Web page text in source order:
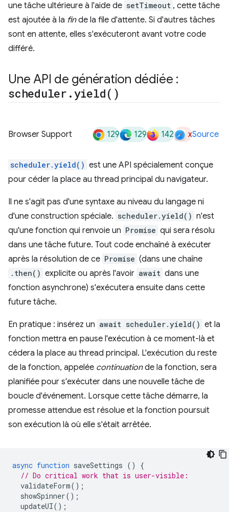
une tâche ultérieure à l'aide de setTimeout , cette tâche
est ajoutée à la finde la file d'attente. Si d'autres tâches
sont en attente, elles s'exécuteront avant votre code
différé.
Une API de génération dédiée :
scheduler .yield( )
Browser Support 129 129 142 xSource
scheduler.yield() est une API spécialement conçue
pour céder la place au thread principal du navigateur.
Il ne s'agit pas d'une syntaxe au niveau du langage ni
d'une construction spéciale. scheduler.yield() n'est
qu'une fonction qui renvoie un Promise qui sera résolu
dans une tâche future. Tout code enchaîné à exécuter
après la résolution de ce Promise (dans une chaîne
.then() explicite ou après l'avoir await dans une
fonction asynchrone) s'exécutera ensuite dans cette
future tâche.
En pratique : insérez un await scheduler.yield() et la
fonction mettra en pause l'exécution à ce moment-là et
cédera la place au thread principal. L'exécution du reste
de la fonction, appelée continuationde la fonction, sera
planifiée pour s'exécuter dans une nouvelle tâche de
boucle d'événement. Lorsque cette tâche démarre, la
promesse attendue est résolue et la fonction poursuit
son exécution là où elle s'était arrêtée.
async function saveSettings ()
{
// Do critical work that is user-visible:
validateForm();
showSpinner();
updateUI();